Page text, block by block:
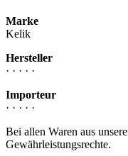
Marke
Kelik
Hersteller
· · · · ·
Importeur
· · · · ·
Bei allen Waren aus
Gewährleistungsrechte.